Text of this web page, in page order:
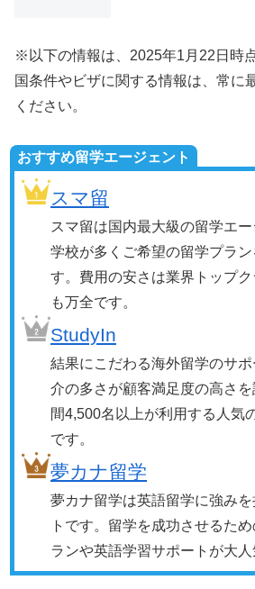
※以下の情報は、2025年1月22日時
国条件やビザに関する情報は、常に
ください。
おすすめ留学エージェント
スマ留
スマ留は国内最大級の留学エ
学校が多くご希望の留学プラ
す。費用の安さは業界トップ
も万全です。
StudyIn
結果にこだわる海外留学のサ
介の多さが顧客満足度の高さ
間4,500名以上が利用する人気
です。
夢カナ留学
夢カナ留学は英語留学に強み
トです。留学を成功させるた
ランや英語学習サポートが大人